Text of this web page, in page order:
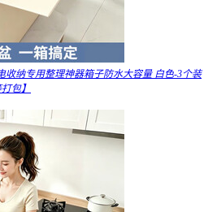
收纳专用整理神器箱子防水大容量 白色-3个装
包】